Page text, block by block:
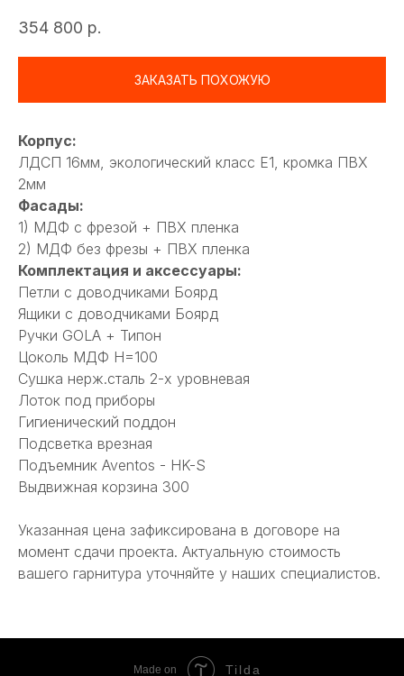
354 800 р.
ЗАКАЗАТЬ ПОХОЖУЮ
Корпус:
ЛДСП 16мм, экологический класс Е1, кромка ПВХ
2мм
Фасады:
1) МДФ с фрезой + ПВХ пленка
2) МДФ без фрезы + ПВХ пленка
Комплектация и аксессуары:
Петли с доводчиками Боярд
Ящики с доводчиками Боярд
Ручки GOLA + Типон
Цоколь МДФ Н=100
Сушка нерж.сталь 2-х уровневая
Лоток под приборы
Гигиенический поддон
Подсветка врезная
Подъемник Aventos - HK-S
Выдвижная корзина 300
Указанная цена зафиксирована в договоре на
момент сдачи проекта. Актуальную стоимость
вашего гарнитура уточняйте у наших специалистов.
Made on Tilda